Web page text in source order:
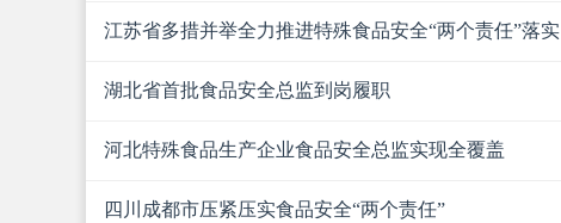
江苏省多措并举全力推进特殊食品安全“两个责任”落实
湖北省首批食品安全总监到岗履职
河北特殊食品生产企业食品安全总监实现全覆盖
四川成都市压紧压实食品安全“两个责任”